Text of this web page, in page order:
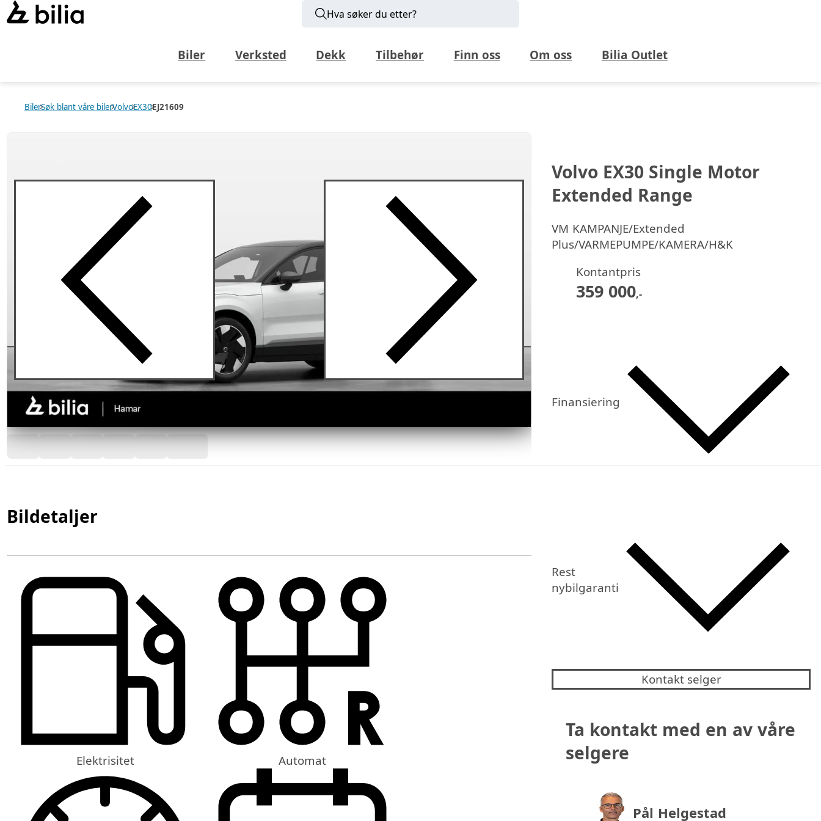
Hva søker du etter?
Biler Verksted Dekk Tilbehør Finn oss Om oss Bilia Outlet
BilerSøk blant våre bilerVolvoEX30EJ21609
Volvo EX30 Single Motor
Extended Range
VM KAMPANJE/Extended
Plus/VARMEPUMPE/KAMERA/H&K
Kontantpris
359 000,-
Finansiering
Rest
nybilgaranti
Kontakt selger
Ta kontakt med en av våre
selgere
Pål Helgestad
Bildetaljer
Elektrisitet Automat